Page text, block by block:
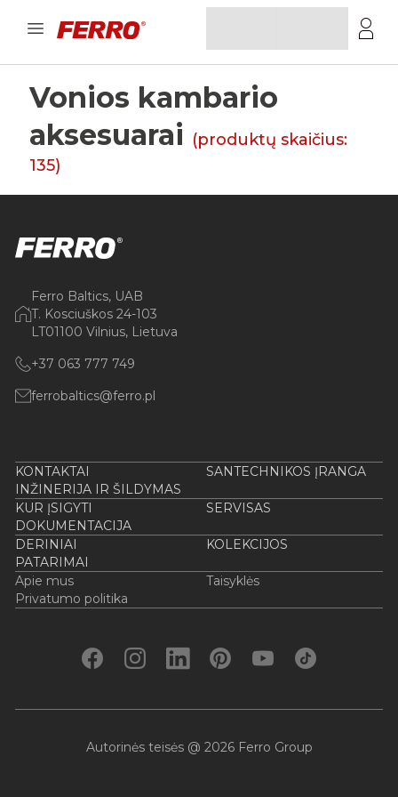
Vonios kambario
aksesuarai (produktų skaičius:
135)
Ferro Baltics, UAB
T. Kosciuškos 24-103
LT01100 Vilnius, Lietuva
+37 063 777 749
ferrobaltics@ferro.pl
KONTAKTAI
SANTECHNIKOS ĮRANGA
INŽINERIJA IR ŠILDYMAS
KUR ĮSIGYTI
SERVISAS
DOKUMENTACIJA
DERINIAI
KOLEKCIJOS
PATARIMAI
Apie mus
Taisyklės
Privatumo politika
Autorinės teisės @ 2026 Ferro Group